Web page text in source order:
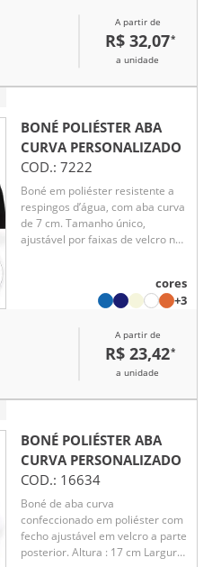
A partir de
R$ 32,07*
a unidade
BONÉ POLIÉSTER ABA
CURVAPERSONALIZADO
COD.: 7222
Boné em poliéster resistente a
respingos d’água, com aba curva
de 7 cm. Tamanho único,
ajustável por faixas de velcro na
diário. Ideal para proteção solar
e uso em atividades externas.
adequado para diferentes estilos
cores
+3
A partir de
R$ 23,42*
a unidade
BONÉ POLIÉSTER ABA
CURVAPERSONALIZADO
COD.: 16634
Boné de aba curva
confeccionado em poliéster com
fecho ajustável em velcro a parte
posterior. Altura : 17 cm Largura